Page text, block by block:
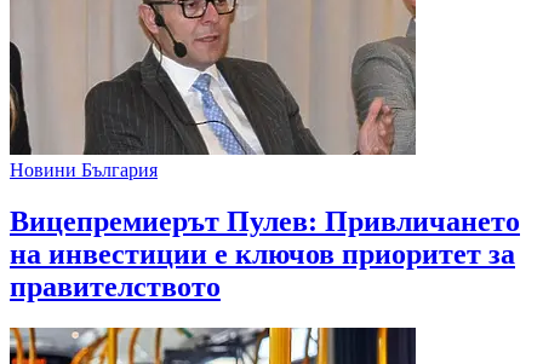
Новини България
Вицепремиерът Пулев: Привличането
на инвестиции е ключов приоритет за
правителството